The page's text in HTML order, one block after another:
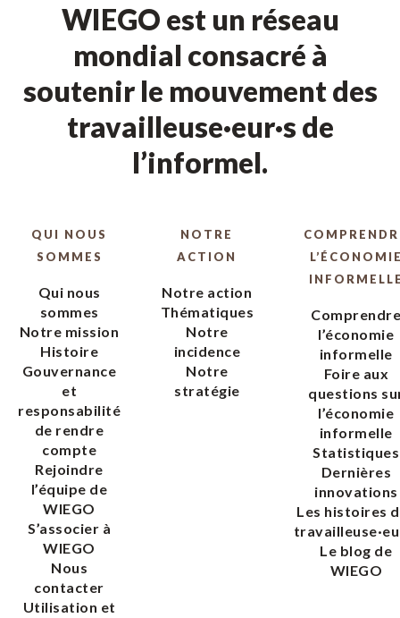
WIEGO est un réseau
mondial consacré à
soutenir le mouvement des
travailleuse·eur·s de
l’informel.
QUI NOUS
SOMMES
Qui nous
sommes
Notre mission
Histoire
Gouvernance
et
responsabilité
de rendre
compte
Rejoindre
l’équipe de
WIEGO
S’associer à
WIEGO
Nous
contacter
Utilisation et
NOTRE
ACTION
Notre action
Thématiques
Notre
incidence
Notre
stratégie
l’économie
informelle
Foire aux
questions
l’économie
informelle
Statistiques
Dernières
innovations
Les histoires
Le blog de
WIEGO